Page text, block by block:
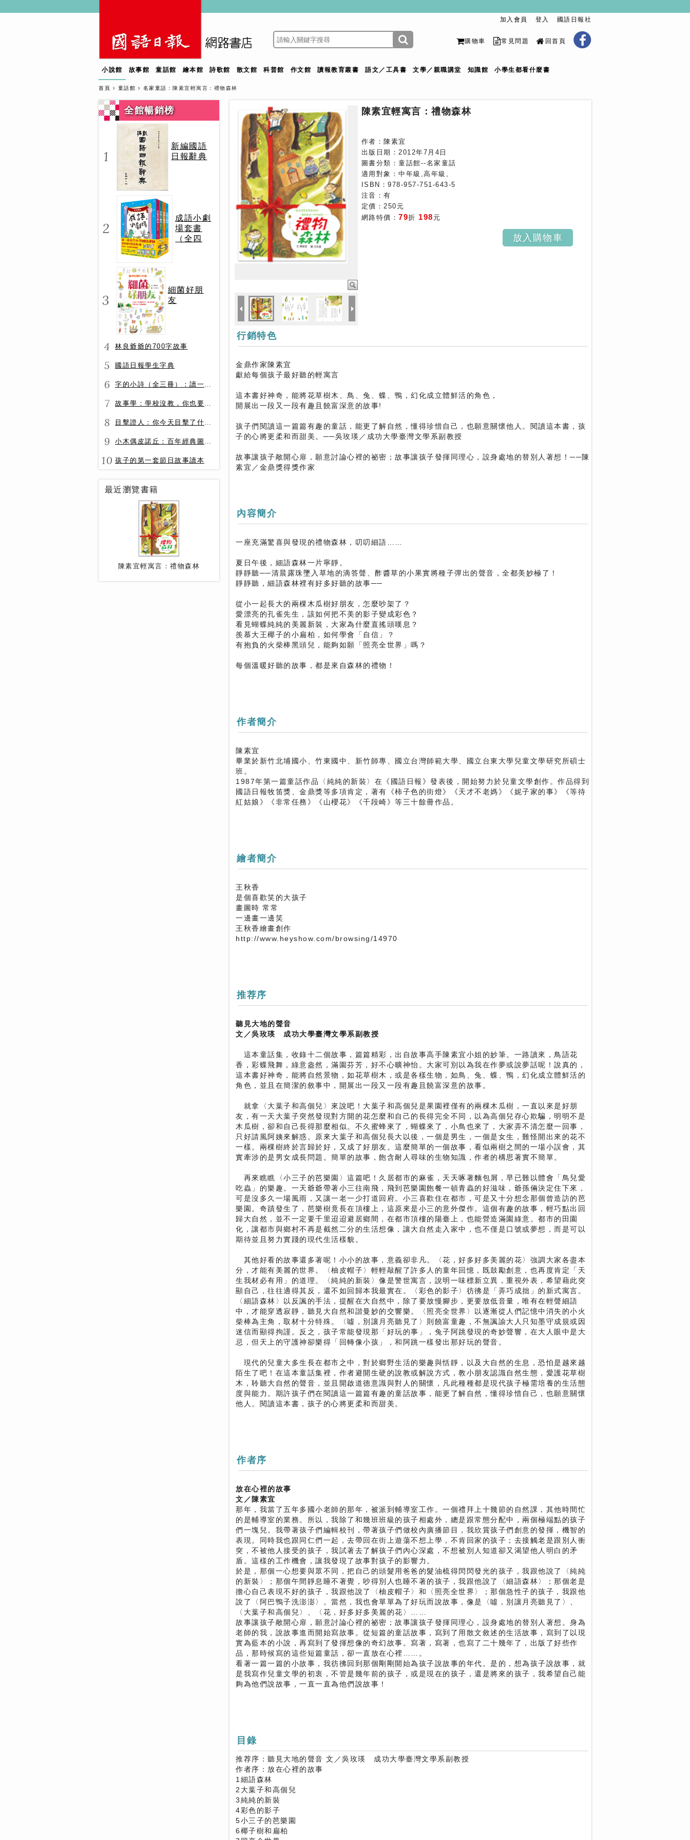
加入會員 登入 國語日報社
購物車 常見問題 回首頁
小說館 故事館 童話館 繪本館 詩歌館 散文館 科普館 作文館 讀報教育叢書 語文／工具書 文學／親職講堂 知識館 小學生都看什麼書
首頁 童話館 名家童話 ：陳素宜輕寓言：禮物森林
全館暢銷榜
1
新編國語
日報辭典
2
成語小劇
場套書
（全四
3
細菌好朋
友
4 林良爺爺的700字故事
5 國語日報學生字典
6 字的小詩（全三冊）：讀一首詩，交一個字朋友（字字小宇宙+字字看心情+字字有意思）
7 故事學：學校沒教，你也要會的表達力
8 目擊證人：你今天目擊了什麼？
9 小木偶皮諾丘：百年經典圖文全譯版
10 孩子的第一套節日故事讀本
最近瀏覽書籍
陳素宜輕寓言：禮物森林
陳素宜輕寓言：禮物森林
作者：陳素宜
出版日期：2012年7月4日
圖書分類：童話館--名家童話
適用對象：中年級,高年級,
ISBN：978-957-751-643-5
注音：有
定價：250元
網路特價：79折 198 元
放入購物車
行銷特色
金鼎作家陳素宜
獻給每個孩子最好聽的輕寓言
這本書好神奇，能將花草樹木、鳥、兔、蝶、鴨，幻化成立體鮮活的角色，
開展出一段又一段有趣且饒富深意的故事!
孩子們閱讀這一篇篇有趣的童話，能更了解自然，懂得珍惜自己，也願意關懷他人。閱讀這本書，孩
子的心將更柔和而甜美。──吳玫瑛／成功大學臺灣文學系副教授
故事讓孩子敞開心扉，願意討論心裡的祕密；故事讓孩子發揮同理心，設身處地的替別人著想！──陳
素宜／金鼎獎得獎作家
內容簡介
一座充滿驚喜與發現的禮物森林，叨叨細語……
夏日午後，細語森林一片寧靜。
靜靜聽──清晨露珠墜入草地的滴答聲、酢醬草的小果實將種子彈出的聲音，全都美妙極了！
靜靜聽，細語森林裡有好多好聽的故事──
從小一起長大的兩棵木瓜樹好朋友，怎麼吵架了？
愛漂亮的孔雀先生，該如何把不美的影子變成彩色？
看見蝴蝶純純的美麗新裝，大家為什麼直搖頭嘆息？
羨慕大王椰子的小扁柏，如何學會「自信」？
有抱負的火柴棒黑頭兒，能夠如願「照亮全世界」嗎？
每個溫暖好聽的故事，都是來自森林的禮物！
作者簡介
陳素宜
畢業於新竹北埔國小、竹東國中、新竹師專、國立台灣師範大學、國立台東大學兒童文學研究所碩士
班。
1987年第一篇童話作品〈純純的新裝〉在《國語日報》發表後，開始努力於兒童文學創作。作品得到
國語日報牧笛獎、金鼎獎等多項肯定，著有《柿子色的街燈》《天才不老媽》《妮子家的事》《等待
紅姑娘》《非常任務》《山櫻花》《千段崎》等三十餘冊作品。
繪者簡介
王秋香
是個喜歡笑的大孩子
畫圖時 常常
一邊畫一邊笑
王秋香繪畫創作
http://www.heyshow.com/browsing/14970
推荐序
聽見大地的聲音
文／吳玫瑛 成功大學臺灣文學系副教授
這本童話集，收錄十二個故事，篇篇精彩，出自故事高手陳素宜小姐的妙筆。一路讀來，鳥語花
香，彩蝶飛舞，綠意盎然，滿園芬芳，好不心曠神怡。大家可別以為我在作夢或說夢話呢！說真的，
這本書好神奇，能將自然景物，如花草樹木，或是各樣生物，如鳥、兔、蝶、鴨，幻化成立體鮮活的
角色，並且在簡潔的敘事中，開展出一段又一段有趣且饒富深意的故事。
就拿〈大葉子和高個兒〉來說吧！大葉子和高個兒是果園裡僅有的兩棵木瓜樹，一直以來是好朋
友，有一天大葉子突然發現對方開的花怎麼和自己的長得完全不同，以為高個兒存心欺騙，明明不是
木瓜樹，卻和自己長得那麼相似。不久蜜蜂來了，蝴蝶來了，小鳥也來了，大家弄不清怎麼一回事，
只好請風阿姨來解惑。原來大葉子和高個兒長大以後，一個是男生，一個是女生，難怪開出來的花不
一樣。兩棵樹終於言歸於好，又成了好朋友。這麼簡單的一個故事，看似兩樹之間的一場小誤會，其
實牽涉的是男女成長問題。簡單的故事，飽含耐人尋味的生物知識，作者的構思著實不簡單。
再來瞧瞧〈小三子的芭樂園〉這篇吧！久居都市的麻雀，天天啄著麵包屑，早已難以體會「鳥兒愛
吃蟲」的樂趣。一天爺爺帶著小三往南飛，飛到芭樂園飽餐一頓青蟲的好滋味，爺孫倆決定住下來，
可是沒多久一場風雨，又讓一老一少打道回府。小三喜歡住在都市，可是又十分想念那個曾造訪的芭
樂園。奇蹟發生了，芭樂樹竟長在頂樓上，這原來是小三的意外傑作。這個有趣的故事，輕巧點出回
歸大自然，並不一定要千里迢迢避居鄉間，在都市頂樓的陽臺上，也能營造滿園綠意。都市的田園
化，讓都市與鄉村不再是截然二分的生活想像，讓大自然走入家中，也不僅是口號或夢想，而是可以
期待並且努力實踐的現代生活樣貌。
其他好看的故事還多著呢！小小的故事，意義卻非凡。〈花，好多好多美麗的花〉強調大家各盡本
分，才能有美麗的世界。〈柚皮帽子〉輕輕敲醒了許多人的童年回憶，既鼓勵創意，也再度肯定「天
生我材必有用」的道理。〈純純的新裝〉像是警世寓言，說明一味標新立異，重視外表，希望藉此突
顯自己，往往適得其反，還不如回歸本我最實在。〈彩色的影子〉彷彿是「弄巧成拙」的新式寓言。
〈細語森林〉以反諷的手法，提醒在大自然中，除了要放慢腳步，更要放低音量，唯有在輕聲細語
中，才能穿透寂靜，聽見大自然和諧曼妙的交響樂。〈照亮全世界〉以逐漸從人們記憶中消失的小火
柴棒為主角，取材十分特殊。〈噓，別讓月亮聽見了〉則饒富童趣，不無諷諭大人只知墨守成規或因
迷信而顯得拘謹。反之，孩子常能發現那「好玩的事」，兔子阿跳發現的奇妙聲響，在大人眼中是大
忌，但天上的守護神卻樂得「回轉像小孩」，和阿跳一樣發出那好玩的聲音。
現代的兒童大多生長在都市之中，對於鄉野生活的樂趣與恬靜，以及大自然的生息，恐怕是越來越
陌生了吧！在這本童話集裡，作者避開生硬的說教或解說方式，教小朋友認識自然生態，愛護花草樹
木，聆聽大自然的聲音，並且開啟道德意識與對人的關懷，凡此種種都是現代孩子極需培養的生活態
度與能力。期許孩子們在閱讀這一篇篇有趣的童話故事，能更了解自然，懂得珍惜自己，也願意關懷
他人。閱讀這本書，孩子的心將更柔和而甜美。
作者序
放在心裡的故事
文／陳素宜
那年，我當了五年多國小老師的那年，被派到輔導室工作。一個禮拜上十幾節的自然課，其他時間忙
的是輔導室的業務。所以，我除了和幾班班級的孩子相處外，總是跟常態分配中，兩個極端點的孩子
們一塊兒。我帶著孩子們編輯校刊，帶著孩子們做校內廣播節目，我欣賞孩子們創意的發揮，機智的
表現。同時我也跟同仁們一起，去帶回在街上遊蕩不想上學，不肯回家的孩子；去接觸老是跟別人衝
突，不被他人接受的孩子，我試著去了解孩子們內心深處，不想被別人知道卻又渴望他人明白的矛
盾。這樣的工作機會，讓我發現了故事對孩子的影響力。
於是，那個一心想要與眾不同，把自己的頭髮用爸爸的髮油梳得閃閃發光的孩子，我跟他說了〈純純
的新裝〉；那個午間靜息睡不著覺，吵得別人也睡不著的孩子，我跟他說了〈細語森林〉；那個老是
擔心自己表現不好的孩子，我跟他說了〈柚皮帽子〉和〈照亮全世界〉；那個急性子的孩子，我跟他
說了〈阿巴鴨子洗澎澎〉。當然，我也會單單為了好玩而說故事，像是〈噓，別讓月亮聽見了〉、
〈大葉子和高個兒〉、〈花，好多好多美麗的花〉……
故事讓孩子敞開心扉，願意討論心裡的祕密；故事讓孩子發揮同理心，設身處地的替別人著想。身為
老師的我，說故事進而開始寫故事。從短篇的童話故事，寫到了用散文敘述的生活故事，寫到了以現
實為藍本的小說，再寫到了發揮想像的奇幻故事。寫著，寫著，也寫了二十幾年了，出版了好些作
品，那時候寫的這些短篇童話，卻一直放在心裡……。
看著一篇一篇的小故事，我彷彿回到那個剛剛開始為孩子說故事的年代。是的，想為孩子說故事，就
是我寫作兒童文學的初衷，不管是幾年前的孩子，或是現在的孩子，還是將來的孩子，我希望自己能
夠為他們說故事，一直一直為他們說故事！
目錄
推荐序：聽見大地的聲音 文／吳玫瑛 成功大學臺灣文學系副教授
作者序：放在心裡的故事
1細語森林
2大葉子和高個兒
3純純的新裝
4彩色的影子
5小三子的芭樂園
6椰子樹和扁柏